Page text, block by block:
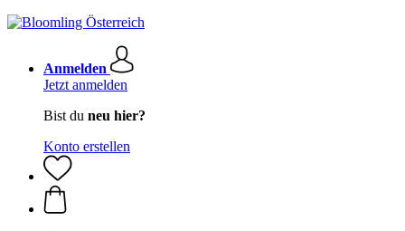
Anmelden
Jetzt anmelden
Bist du neu hier?
Konto erstellen